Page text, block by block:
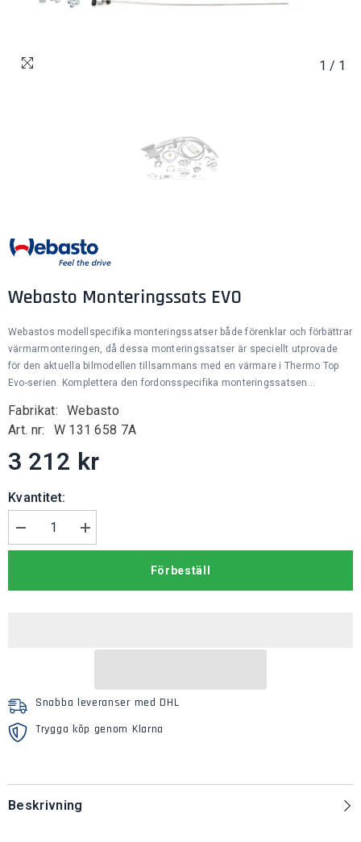
1 / 1
Webasto Monteringssats EVO
Webastos modellspecifika monteringssatser både förenklar och förbättrar
värmarmonteringen, då dessa monteringssatser är speciellt utprovade
för den aktuella bilmodellen tillsammans med en värmare i Thermo Top
Evo-serien. Komplettera den fordonsspecifika monteringssatsen...
Fabrikat:
Webasto
Art. nr:
W 131 658 7A
3 212 kr
Kvantitet:
Minska
mängden
Monteringssats
Öka
kvantiteten
Monteringssats
Förbeställ
Snabba leveranser med DHL
Trygga köp genom Klarna
Beskrivning